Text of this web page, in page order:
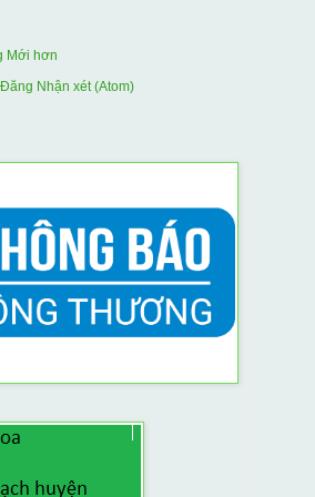
Mới hơn
Đăng Nhận xét (Atom)